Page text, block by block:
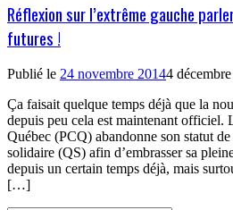
Réflexion sur l’extrême gauche
futures !
Publié le 24 novembre 20144
Ça faisait quelque temps déjà que la
depuis peu cela est maintenant officiel.
Québec (PCQ) abandonne son statut
solidaire (QS) afin d’embrasser sa
depuis un certain temps déjà, mais
[…]